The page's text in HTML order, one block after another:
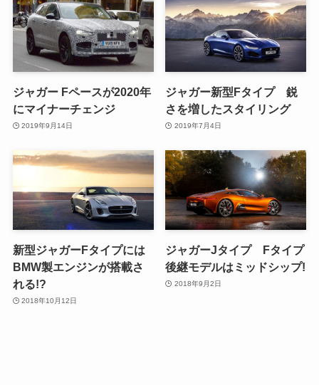
ジャガー Fペースが2020年
にマイナーチェンジ
2019年9月14日
ジャガー新型Fタイプ 鋭
さを増したスタイリング
2019年7月4日
新型ジャガーFタイプには
BMW製エンジンが搭載さ
れる!?
2018年10月12日
ジャガーJタイプ Fタイプ
後継モデルはミッドシップ!
2018年9月2日